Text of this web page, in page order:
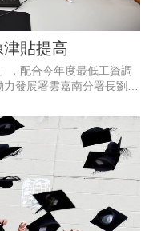
貼提高
，配合今年度最低工資調
發展署雲嘉南分署長劉邦